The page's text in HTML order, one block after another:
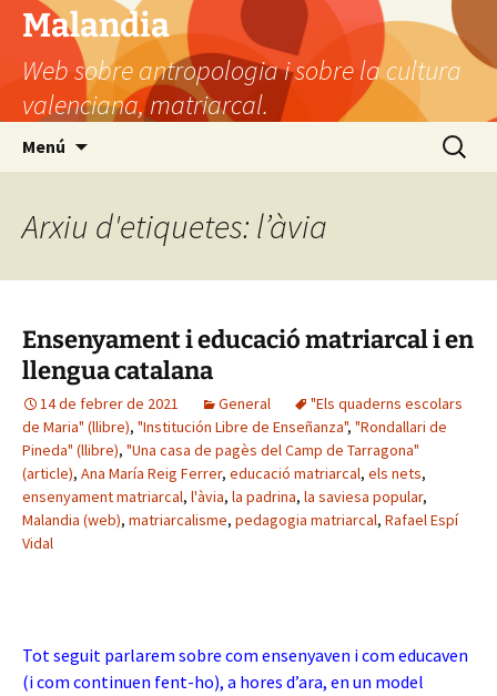
Vés
contingut
Malandia
Web sobre antropologia i sobre la cultura
valenciana, matriarcal.
Menú Cerca:
Arxiu d'etiquetes: l’àvia
Ensenyament i educació matriarcal i en
llengua catalana
14 de febrer de 2021 General
"Els quaderns escolars
de Maria" (llibre), "Institución Libre de Enseñanza", "Rondallari de
Pineda" (llibre), "Una casa de pagès del Camp de Tarragona"
(article), Ana María Reig Ferrer, educació matriarcal, els nets,
ensenyament matriarcal, l'àvia, la padrina, la saviesa popular,
Malandia (web), matriarcalisme, pedagogia matriarcal, Rafael Espí
Vidal
Tot seguit parlarem sobre com ensenyaven i com educaven
(i com continuen fent-ho), a hores d’ara, en un model